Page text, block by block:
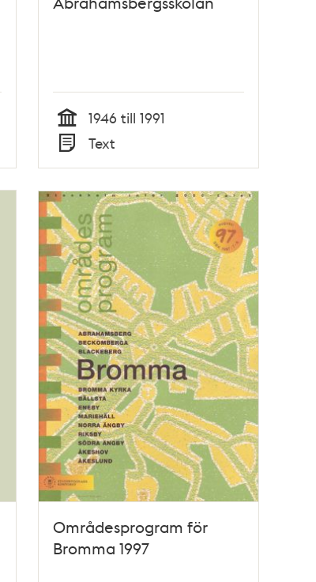
Tid
1946 till 1991
Typ
Text
Områdesprogram för
Bromma 1997